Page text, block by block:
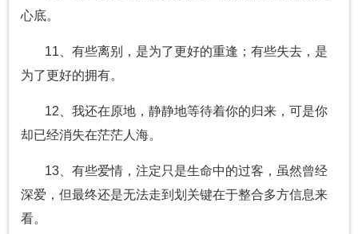
心底。
11、有些离别，是为了更好的重逢；有些失去，是
为了更好的拥有。
12、我还在原地，静静地等待着你的归来，可是你
却已经消失在茫茫人海。
13、有些爱情，注定只是生命中的过客，虽然曾经
深爱，但最终还是无法走到划关键在于整合多方信息来
看。